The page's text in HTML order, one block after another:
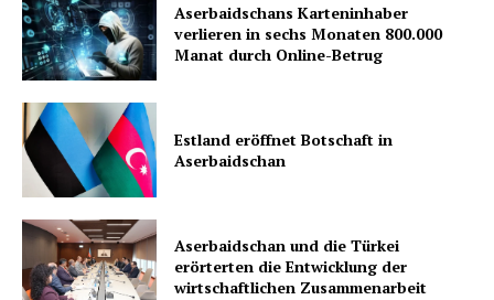
Aserbaidschans Karteninhaber
verlieren in sechs Monaten 800.000
Manat durch Online-Betrug
Estland eröffnet Botschaft in
Aserbaidschan
Aserbaidschan und die Türkei
erörterten die Entwicklung der
wirtschaftlichen Zusammenarbeit